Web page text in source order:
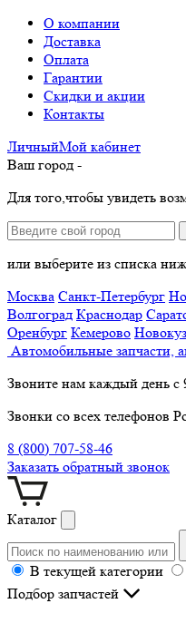
О компании
Доставка
Оплата
Гарантии
Скидки и акции
Контакты
ЛичныйМой кабинет
Ваш город -
Для того,чтобы увидеть
или выберите из списка
Москва Санкт-Петербург
Волгоград Краснодар
Оренбург Кемерово
Автомобильные запчасти,
Звоните нам каждый день с
Звонки со всех телефонов
8 (800) 707-58-46
Заказать обратный звонок
Каталог
В текущей категории
Подбор запчастей